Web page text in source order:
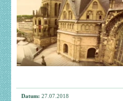
Datum: 27.07.2018